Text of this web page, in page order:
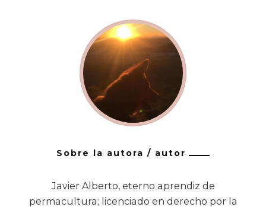
Sobre la autora / autor
Javier Alberto, eterno aprendiz de
permacultura; licenciado en derecho por la